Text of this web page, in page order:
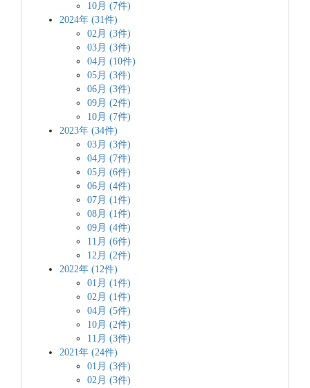
10月 (7件)
2024年 (31件)
02月 (3件)
03月 (3件)
04月 (10件)
05月 (3件)
06月 (3件)
09月 (2件)
10月 (7件)
2023年 (34件)
03月 (3件)
04月 (7件)
05月 (6件)
06月 (4件)
07月 (1件)
08月 (1件)
09月 (4件)
11月 (6件)
12月 (2件)
2022年 (12件)
01月 (1件)
02月 (1件)
04月 (5件)
10月 (2件)
11月 (3件)
2021年 (24件)
01月 (3件)
02月 (3件)